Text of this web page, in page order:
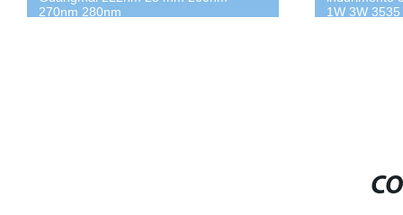
270nm 280nm
1W 3W